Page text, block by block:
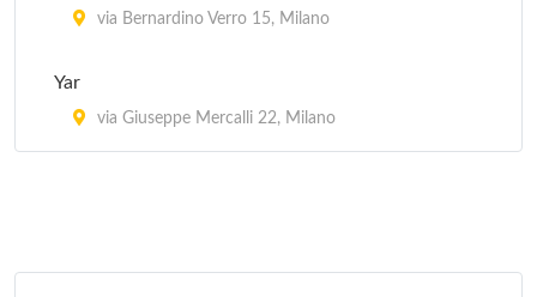
via Bernardino Verro 15, Milano
Yar
via Giuseppe Mercalli 22, Milano